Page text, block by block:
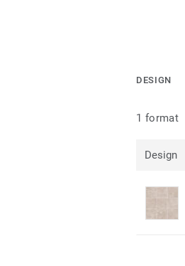
DESIGN
1 format
Design